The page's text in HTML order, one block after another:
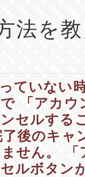
法を
ていない
「アカウ
セルする
後のキャ
せん。 「
ルボタン